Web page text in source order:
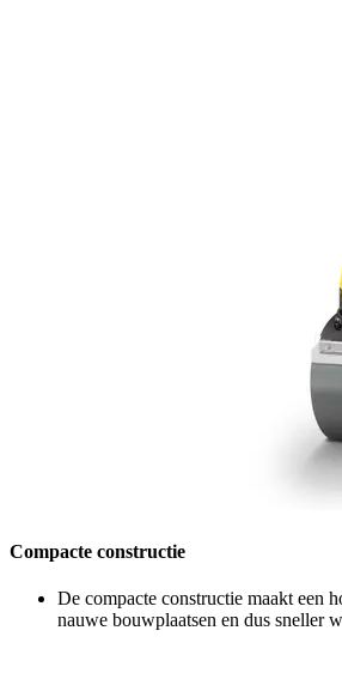
Compacte constructie
De compacte constructie maakt een
nauwe bouwplaatsen en dus sneller